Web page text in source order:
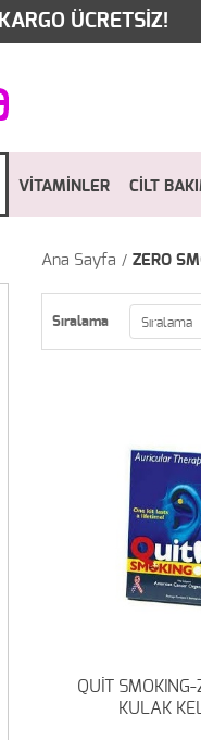
KARGO ÜCRETSİZ!
VİTAMİNLER CİLT
Ana Sayfa ZERO
Sıralama
QUİT SMOKING-
KULAK